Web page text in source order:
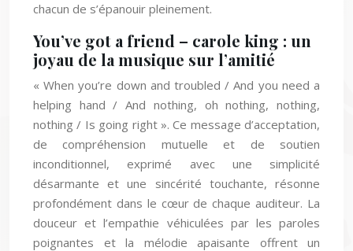
chacun de s’épanouir pleinement.
You’ve got a friend – carole king : un
joyau de la musique sur l’amitié
« When you’re down and troubled / And you need a
helping hand / And nothing, oh nothing, nothing,
nothing / Is going right ». Ce message d’acceptation,
de compréhension mutuelle et de soutien
inconditionnel, exprimé avec une simplicité
désarmante et une sincérité touchante, résonne
profondément dans le cœur de chaque auditeur. La
douceur et l’empathie véhiculées par les paroles
poignantes et la mélodie apaisante offrent un